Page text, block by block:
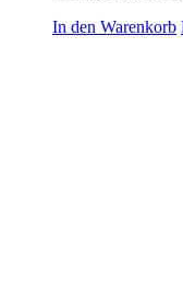
In den Warenkorb